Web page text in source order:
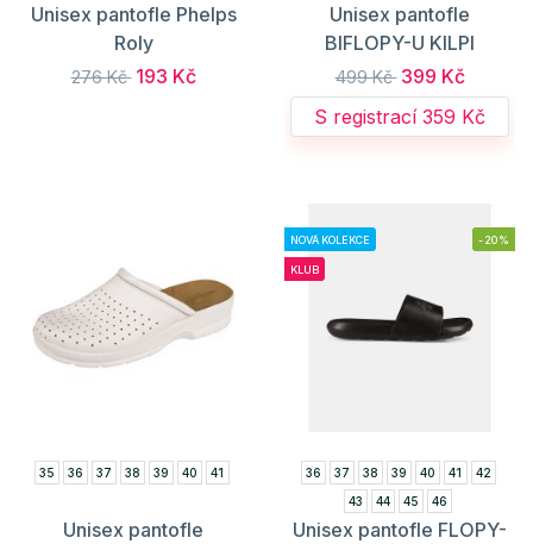
Unisex pantofle Phelps
Roly
276 Kč 193 Kč
Unisex pantofle
BIFLOPY-U KILPI
499 Kč 399 Kč
S registrací 359 Kč
35 36 37 38 39 40 41
Unisex pantofle
NOVÁ KOLEKCE
KLUB
-20%
36 37 38 39 40 41
42
43
44 45 46
Unisex pantofle FLOPY-